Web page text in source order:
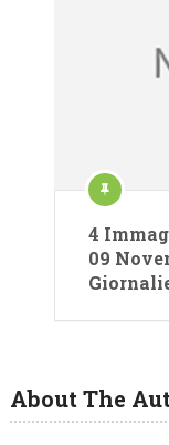
4
09
About The